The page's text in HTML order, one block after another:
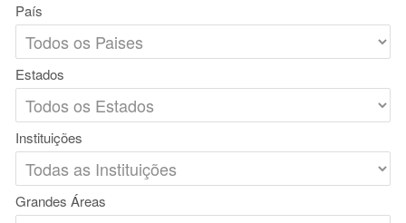
País
Estados
Instituições
Grandes Áreas